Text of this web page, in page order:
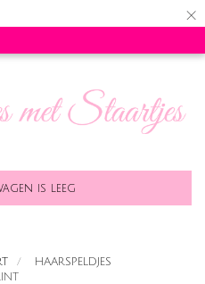
×
is leeg
Toggle
HAARSPELDJES